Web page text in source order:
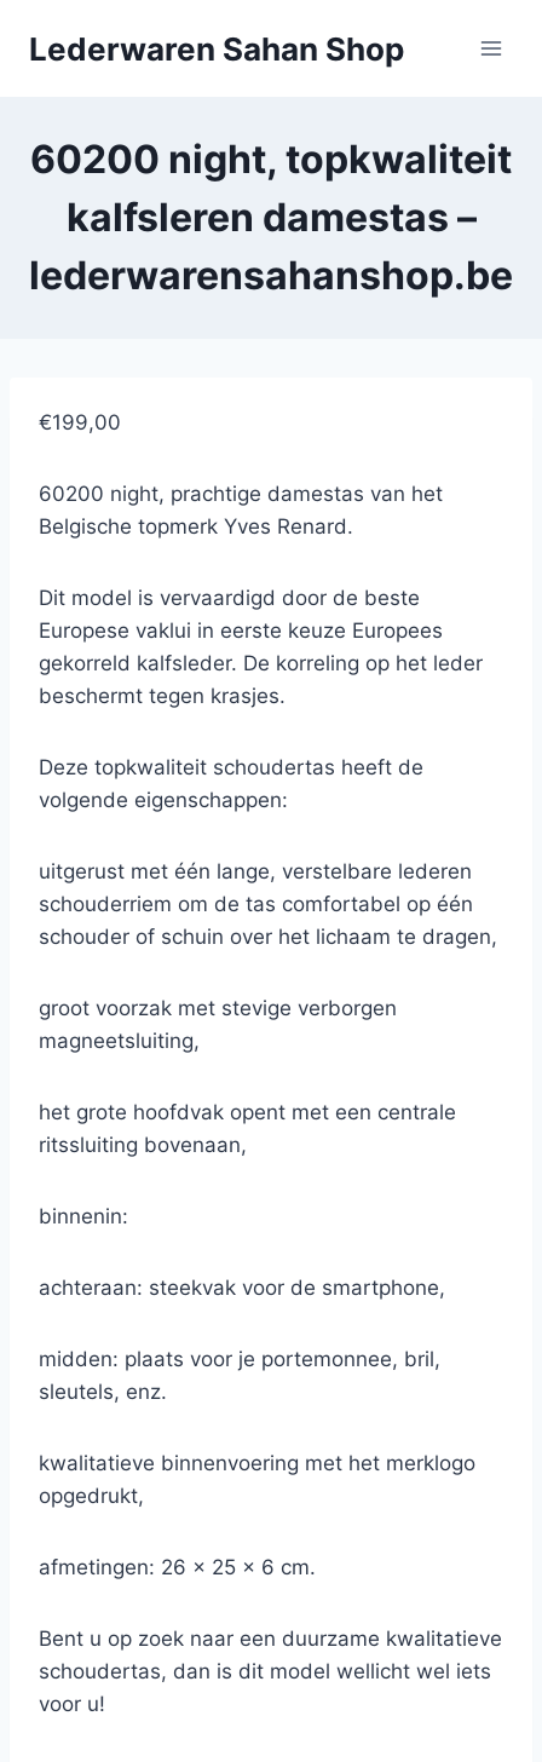
Lederwaren Sahan Shop
60200 night, topkwaliteit
kalfsleren damestas –
lederwarensahanshop.be
€199,00
60200 night, prachtige damestas van het
Belgische topmerk Yves Renard.
Dit model is vervaardigd door de beste
Europese vaklui in eerste keuze Europees
gekorreld kalfsleder. De korreling op het leder
beschermt tegen krasjes.
Deze topkwaliteit schoudertas heeft de
volgende eigenschappen:
uitgerust met één lange, verstelbare lederen
schouderriem om de tas comfortabel op één
schouder of schuin over het lichaam te dragen,
groot voorzak met stevige verborgen
magneetsluiting,
het grote hoofdvak opent met een centrale
ritssluiting bovenaan,
binnenin:
achteraan: steekvak voor de smartphone,
midden: plaats voor je portemonnee, bril,
sleutels, enz.
kwalitatieve binnenvoering met het merklogo
opgedrukt,
afmetingen: 26 x 25 x 6 cm.
Bent u op zoek naar een duurzame kwalitatieve
schoudertas, dan is dit model wellicht wel iets
voor u!